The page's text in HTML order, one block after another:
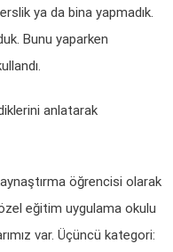
ya da bina yapmadık.
Bunu yaparken
anlatarak
öğrencisi olarak
özel eğitim uygulama okulu
var. Üçüncü kategori: